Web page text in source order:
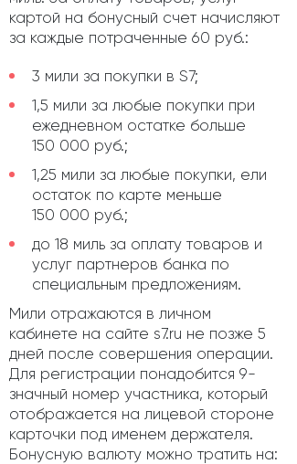
картой на бонусный счет начисляют
за каждые потраченные 60 руб.:
3 мили за покупки в S7;
1,5 мили за любые покупки при
ежедневном остатке больше
150 000 руб.;
1,25 мили за любые покупки, ели
остаток по карте меньше
150 000 руб.;
до 18 миль за оплату товаров и
услуг партнеров банка по
специальным предложениям.
Мили отражаются в личном
кабинете на сайте s7.ru не позже 5
дней после совершения операции.
Для регистрации понадобится 9-
значный номер участника, который
отображается на лицевой стороне
карточки под именем держателя.
Бонусную валюту можно тратить на: